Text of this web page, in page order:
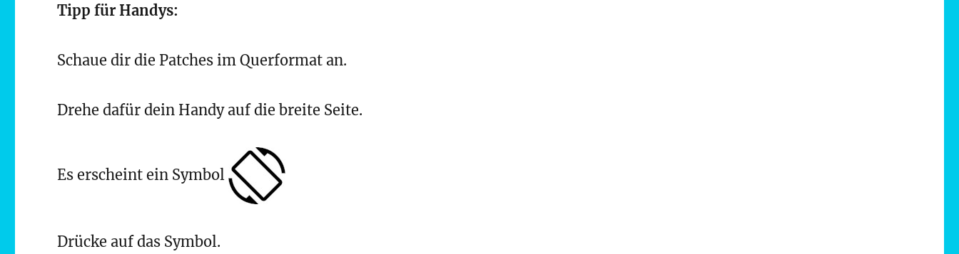
Tipp für Handys:
Schaue dir die Patches im Querformat an.
Drehe dafür dein Handy auf die breite Seite.
Es erscheint ein Symbol
Drücke auf das Symbol.